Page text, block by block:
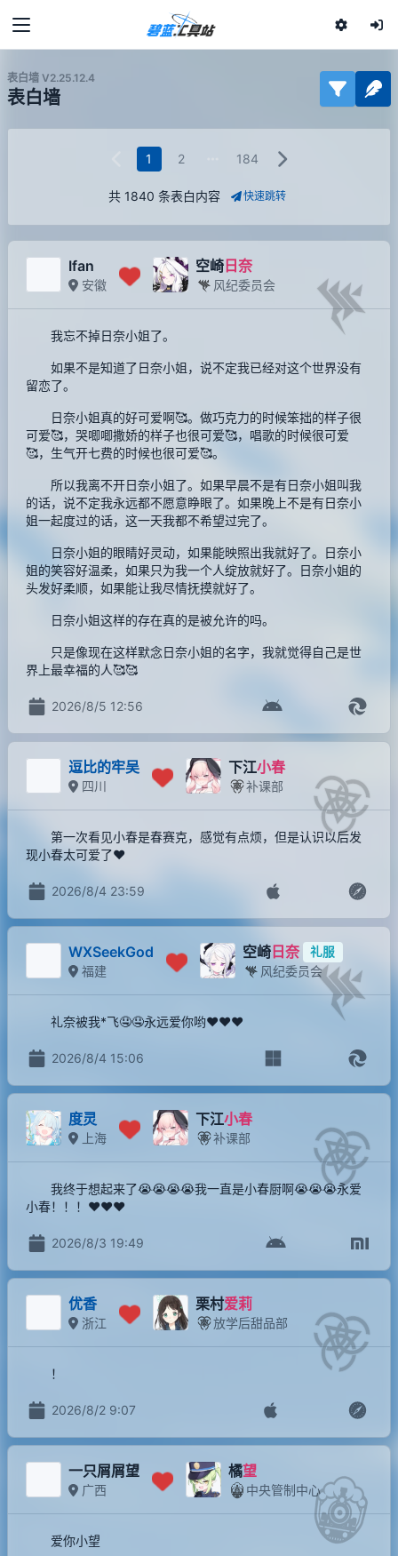
表白墙 V2.25.12.4
表白墙
1 2 184
共 1840 条表白内容 快速跳转
Ifan
安徽
空崎日奈
风纪委员会
我忘不掉日奈小姐了。
如果不是知道了日奈小姐，说不定我已经对这个世界没有
留恋了。
日奈小姐真的好可爱啊🥰。做巧克力的时候笨拙的样子很
可爱🥰，哭唧唧撒娇的样子也很可爱🥰，唱歌的时候很可爱
🥰，生气开七费的时候也很可爱🥰。
所以我离不开日奈小姐了。如果早晨不是有日奈小姐叫我
的话，说不定我永远都不愿意睁眼了。如果晚上不是有日奈小
姐一起度过的话，这一天我都不希望过完了。
日奈小姐的眼睛好灵动，如果能映照出我就好了。日奈小
姐的笑容好温柔，如果只为我一个人绽放就好了。日奈小姐的
头发好柔顺，如果能让我尽情抚摸就好了。
日奈小姐这样的存在真的是被允许的吗。
只是像现在这样默念日奈小姐的名字，我就觉得自己是世
界上最幸福的人🥰🥰
2026/8/5 12:56
逗比的牢吴
四川
下江小春
补课部
第一次看见小春是春赛克，感觉有点烦，但是认识以后发
现小春太可爱了❤️
2026/8/4 23:59
WXSeekGod
福建
空崎 日奈 礼服
风纪委员会
礼奈被我*飞🤤🤤永远爱你哟❤❤❤
2026/8/4 15:06
度灵
上海
下江小春
补课部
我终于想起来了😭😭😭😭我一直是小春厨啊😭😭😭永爱
小春！！！❤️❤️❤️
2026/8/3 19:49
优香
浙江
栗村爱莉
放学后甜品部
！
2026/8/2 9:07
一只屑屑望
广西
橘望
中央管制中心
爱你小望